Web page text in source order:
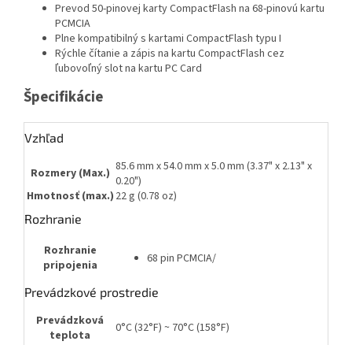
Prevod 50-pinovej karty CompactFlash na 68-pinovú kartu
PCMCIA
Plne kompatibilný s kartami CompactFlash typu I
Rýchle čítanie a zápis na kartu CompactFlash cez
ľubovoľný slot na kartu PC Card
Špecifikácie
Vzhľad
Rozmery (Max.) 85.6 mm x 54.0 mm x 5.0 mm (3.37" x 2.13" x
0.20")
Hmotnosť (max.) 22 g (0.78 oz)
Rozhranie
Rozhranie
pripojenia
68 pin PCMCIA/
Prevádzkové prostredie
Prevádzková
teplota
0°C (32°F) ~ 70°C (158°F)